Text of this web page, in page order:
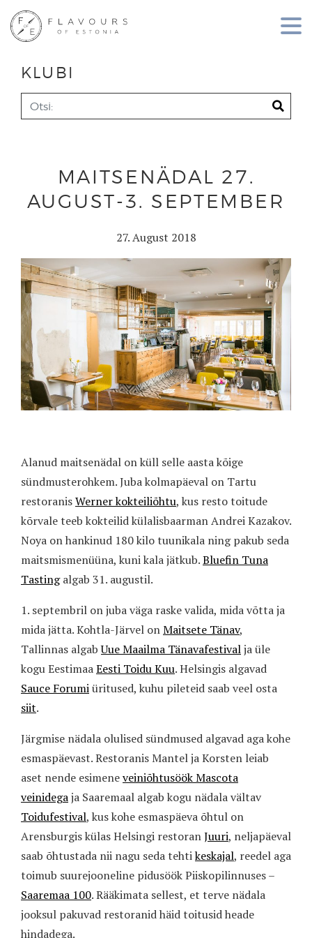
KLUBI
MAITSENÄDAL 27.
AUGUST-3. SEPTEMBER
27. August 2018
Alanud maitsenädal on küll selle aasta kõige
sündmusterohkem. Juba kolmapäeval on Tartu
restoranisWerner kokteiliõhtu, kus resto toitude
kõrvale teeb kokteilid külalisbaarman Andrei Kazakov.
Noya on hankinud 180 kilo tuunikala ning pakub seda
maitsmismenüüna, kuni kala jätkub.Bluefin Tuna
Tastingalgab 31. augustil.
1. septembril on juba väga raske valida, mida võtta ja
mida jätta. Kohtla-Järvel onMaitsete Tänav,
Tallinnas algabUue Maailma Tänavafestivalja üle
kogu EestimaaEesti Toidu Kuu. Helsingis algavad
Sauce Forumiüritused, kuhu pileteid saab veel osta
siit.
Järgmise nädala olulised sündmused algavad aga kohe
esmaspäevast. Restoranis Mantel ja Korsten leiab
aset nende esimeneveiniõhtusöök Mascota
veinidegaja Saaremaal algab kogu nädala vältav
Toidufestival, kus kohe esmaspäeva õhtul on
Arensburgis külas Helsingi restoranJuuri, neljapäeval
saab õhtustada nii nagu seda tehtikeskajal, reedel aga
toimub suurejooneline pidusöök Piiskopilinnuses –
Saaremaa 100. Rääkimata sellest, et terve nädala
jooksul pakuvad restoranid häid toitusid heade
hindadega.